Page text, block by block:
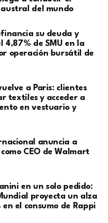
del mundo
su deuda y
4,87% de SMU en la
operación bursátil de
a Paris: clientes
textiles y acceder a
en vestuario y
anuncia a
CEO de Walmart
en un solo pedido:
proyecta un alza
el consumo de Rappi